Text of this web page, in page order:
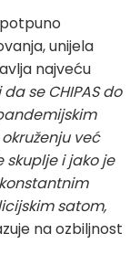
unijela
najveću
se CHIPAS do
već
i jako je
satom,
na ozbiljnost